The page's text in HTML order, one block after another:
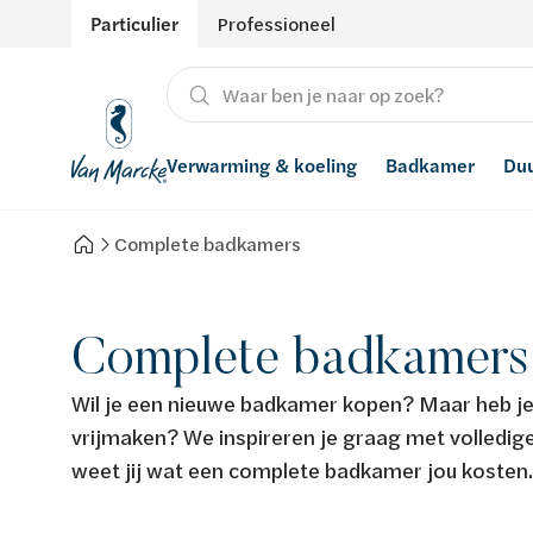
Particulier Professioneel
Verwarming & koeling
Verwarming
Badkamer
Producten
Advies
Inspiratie
Stijlen
Hernieuwbare energie
Regenwaterrecuperatie
Smart Home
Waterontharders
Complete badkamers
Complete badkamers
Wil je een nieuwe badkamer kopen? Maar heb
vrijmaken? We inspireren je graag met
weet jij wat een complete badkamer jou kosten.